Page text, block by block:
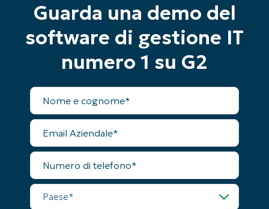
Guarda una demo del
software di gestione IT
numero 1 su G2
Nome
completo
Email
Aziendale
Numero
telefono
Paese
Inizia la tua prova di 14 giorni
completo a tutte le funzionalità
and
last
name*
Business